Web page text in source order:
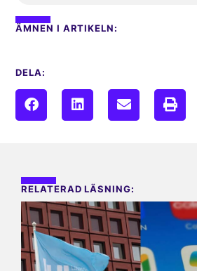
ÄMNEN I ARTIKELN:
DELA:
RELATERAD LÄSNING: